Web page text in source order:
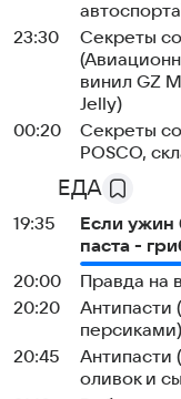
23:30
Секреты
винил GZ
Jelly)
00:20
Секреты
POSCO,
ЕДА
19:35
Если ужин
паста -
20:00
Правда на
20:20
Антипасти
персиками)
20:45
Антипасти
оливок и